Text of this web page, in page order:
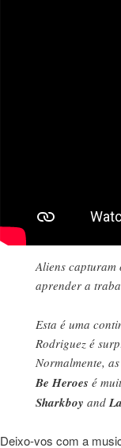
Aliens capturam
aprender a
Esta é uma
Rodriguez é
Normalmente,
Be Heroes é
Sharkboy and
Deixo-vos com a